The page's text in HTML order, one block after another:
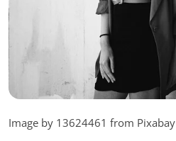
Image by 13624461 from Pixabay